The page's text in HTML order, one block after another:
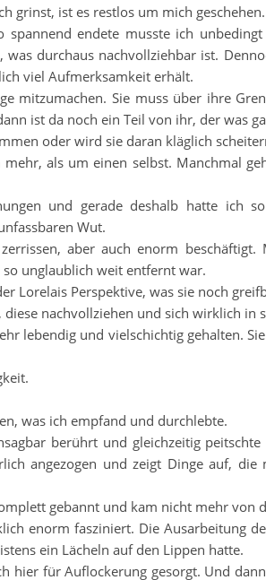
grinst, ist es restlos um mich geschehen.
spannend endete musste ich
was durchaus nachvollziehbar ist.
viel Aufmerksamkeit erhält.
mitzumachen. Sie muss über ihre
ist da noch ein Teil von ihr, der was
oder wird sie daran kläglich
als um einen selbst. Manchmal
und gerade deshalb hatte ich
Wut.
aber auch enorm
so unglaublich weit entfernt war.
Lorelais Perspektive, was sie noch
nachvollziehen und sich wirklich in
lebendig und vielschichtig gehalten.
was ich empfand und durchlebte.
berührt und gleichzeitig
angezogen und zeigt Dinge auf,
gebannt und kam nicht mehr von
enorm fasziniert. Die Ausarbeitung
ein Lächeln auf den Lippen hatte.
hier für Auflockerung gesorgt. Und